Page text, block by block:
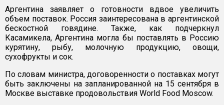
Аргентина заявляет о готовности вдвое увеличить
объем поставок. Россия заинтересована в аргентинской
бескостной говядине. Также, как подчеркнул
Касамикела, Аргентина могла бы поставлять в Россию
курятину, рыбу, молочную продукцию, овощи,
сухофрукты и сок.
По словам министра, договоренности о поставках могут
быть заключены на запланированной на 15 сентября в
Москве выставке продовольствия World Food Moscow.